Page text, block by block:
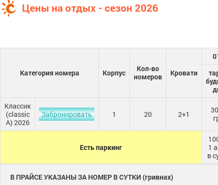
Цены на отдых - сезон 2026
Категория номера Корпус
Кол-во
номеров
Кровати
Классик
(сlassic
A) 2026
Забронировать 1 20 2+1
Есть паркинг
1
в
В ПРАЙСЕ УКАЗАНЫ ЗА НОМЕР В СУТКИ (гривнах)